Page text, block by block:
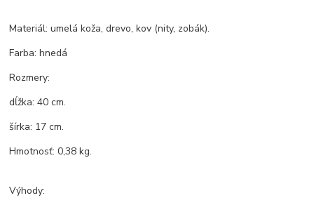
Materiál: umelá koža, drevo, kov (nity, zobák).
Farba: hnedá
Rozmery:
dĺžka: 40 cm.
šírka: 17 cm.
Hmotnosť: 0,38 kg.
Výhody: